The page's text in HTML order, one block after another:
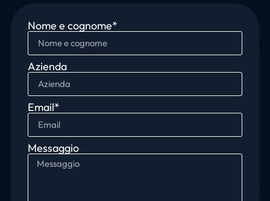
Nome e cognome*
Azienda
Email*
Messaggio